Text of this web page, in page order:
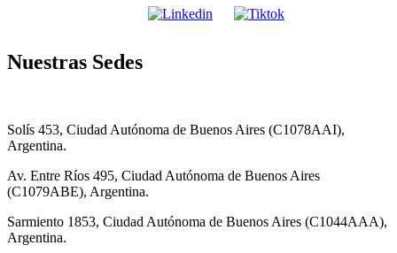
Nuestras Sedes
Solís 453, Ciudad Autónoma de Buenos Aires (C1078AAI),
Argentina.
Av. Entre Ríos 495, Ciudad Autónoma de Buenos Aires
(C1079ABE), Argentina.
Sarmiento 1853, Ciudad Autónoma de Buenos Aires (C1044AAA),
Argentina.